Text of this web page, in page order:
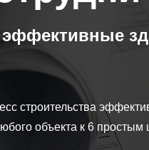
эффективные
строительства
объекта к 6